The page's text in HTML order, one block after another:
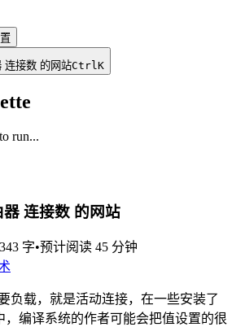
连接数 的网站CtrlK
run...
连接数 的网站
字•预计阅读 45 分钟
负载，就是活动连接，在一些安装了
，编译系统的作者可能会把值设置的很